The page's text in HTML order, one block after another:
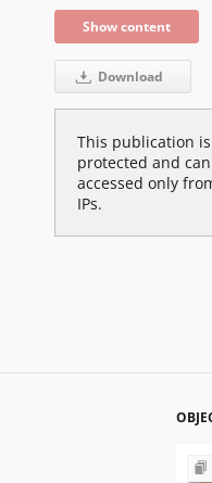
Show content
Download
This publication is
protected and
accessed only
IPs.